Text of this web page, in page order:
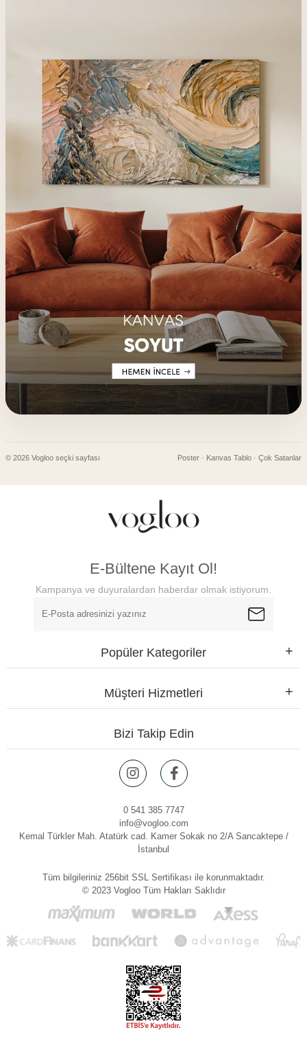
© 2026 Vogloo seçki sayfası Poster · Kanvas Tablo · Çok Satanlar
E-Bültene Kayıt Ol!
Kampanya ve duyuralardan haberdar olmak istiyorum.
Popüler Kategoriler
Müşteri Hizmetleri
Bizi Takip Edin
0 541 385 7747
info@vogloo.com
Kemal Türkler Mah. Atatürk cad. Kamer Sokak no 2/A Sancaktepe /
İstanbul
Tüm bilgileriniz 256bit SSL Sertifikası ile korunmaktadır.
© 2023 Vogloo Tüm Hakları Saklıdır